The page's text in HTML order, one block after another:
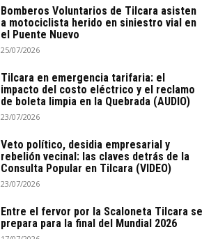
Bomberos Voluntarios de Tilcara asisten
a motociclista herido en siniestro vial en
el Puente Nuevo
25/07/2026
Tilcara en emergencia tarifaria: el
impacto del costo eléctrico y el reclamo
de boleta limpia en la Quebrada (AUDIO)
23/07/2026
Veto político, desidia empresarial y
rebelión vecinal: las claves detrás de la
Consulta Popular en Tilcara (VIDEO)
23/07/2026
Entre el fervor por la Scaloneta Tilcara se
prepara para la final del Mundial 2026